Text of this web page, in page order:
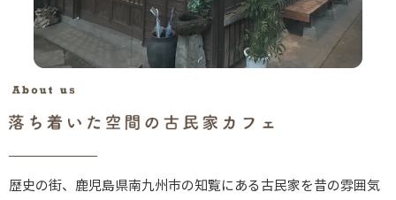
歴史の街、鹿児島県南九州市の知覧にある古民家を昔の雰囲気